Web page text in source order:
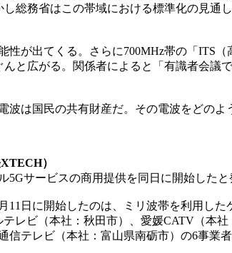
務省はこの帯域における標準化の見通し
が出てくる。さらに700MHz帯の「ITS（
と広がる。関係者によると「有識者会議
は国民の共有財産だ。その電波をどのよ
）
サービスの商用提供を同日に開始したと
日に開始したのは、ミリ波帯を利用した
レビ（本社：秋田市）、愛媛CATV（本
テレビ（本社：富山県南砺市）の6事業者